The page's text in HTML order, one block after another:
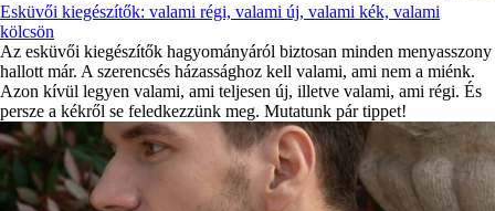
Esküvői kiegészítők: valami régi, valami új, valami kék, valami
kölcsön
Az esküvői kiegészítők hagyományáról biztosan minden menyasszony
hallott már. A szerencsés házassághoz kell valami, ami nem a miénk.
Azon kívül legyen valami, ami teljesen új, illetve valami, ami régi. És
persze a kékről se feledkezzünk meg. Mutatunk pár tippet!